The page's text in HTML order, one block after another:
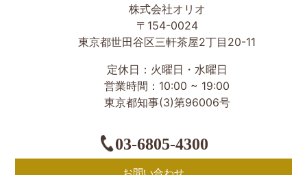
却・買取は株式会社Orio
株式会社オリオ
〒154-0024
東京都世田谷区三軒茶屋2丁目20-11
定休日：火曜日・水曜日
営業時間：10:00 ~ 19:00
東京都知事(3)第96006号
03-6805-4300